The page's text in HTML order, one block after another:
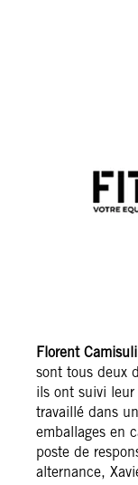
Florent Camisuli
sont tous deux
ils ont suivi
travaillé dans
emballages en
poste de
alternance,